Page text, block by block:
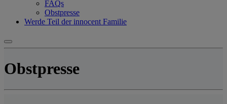
FAQs
Obstpresse
Werde Teil der innocent Familie
Obstpresse